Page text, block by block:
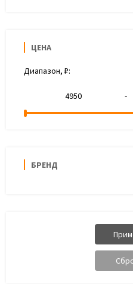
ЦЕНА
Диапазон, ₽:
-
БРЕНД